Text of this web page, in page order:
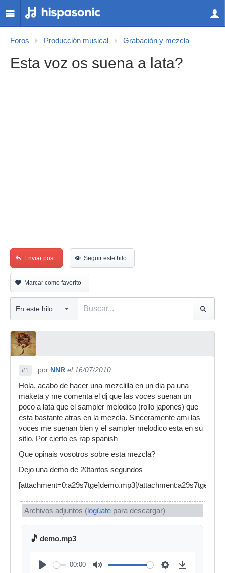
Foros Producción musical Grabación y mezcla
Esta voz os suena a lata?
Enviar post Seguir este hilo
Marcar como favorito
#1 por NNR el 16/07/2010
Hola, acabo de hacer una mezclilla en un dia pa una
maketa y me comenta el dj que las voces suenan un
poco a lata que el sampler melodico (rollo japones) que
esta bastante atras en la mezcla. Sinceramente ami las
voces me suenan bien y el sampler melodico esta en su
sitio. Por cierto es rap spanish
Que opinais vosotros sobre esta mezcla?
Dejo una demo de 20tantos segundos
[attachment=0:a29s7tge]demo.mp3[/attachment:a29s7tge]
Archivos adjuntos (logúate para descargar)
🎵 demo.mp3
00:00